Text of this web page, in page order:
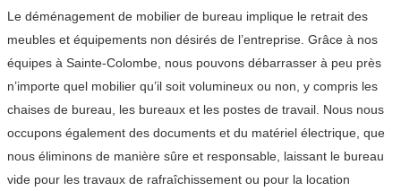
Le déménagement de mobilier de bureau implique le retrait des
meubles et équipements non désirés de l’entreprise. Grâce à nos
équipes à Sainte-Colombe, nous pouvons débarrasser à peu près
n’importe quel mobilier qu’il soit volumineux ou non, y compris les
chaises de bureau, les bureaux et les postes de travail. Nous nous
occupons également des documents et du matériel électrique, que
nous éliminons de manière sûre et responsable, laissant le bureau
vide pour les travaux de rafraîchissement ou pour la location